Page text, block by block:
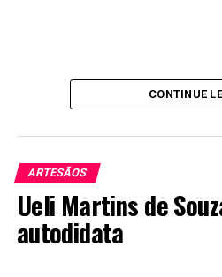
Goiania/GO – CEP 74934-140
CONTINUE
ARTESÃOS
Ueli Martins de
autodidata